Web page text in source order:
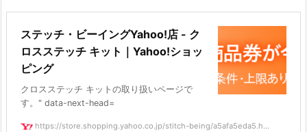
ステッチ・ビーイングYahoo!店 - ク
ロスステッチ キット｜Yahoo!ショッ
ピング
クロスステッチ キットの取り扱いページで
す。" data-next-head=
https://store.shopping.yahoo.co.jp/stitch-being/a5afa5eda5.h...